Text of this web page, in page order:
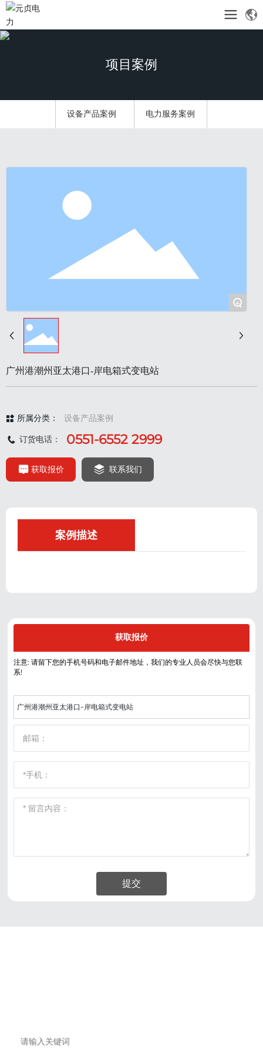
项目案例
设备产品案例 电力服务案例
+
广州港潮州亚太港口-岸电箱式变电站
所属分类：
设备产品案例
订货电话：
0551-6552 2999
获取报价 联系我们
案例描述
获取报价
注意: 请留下您的手机号码和电子邮件地址，我们的专业人员会尽快与您联
系!
广州港潮州亚太港口-岸电箱式变电站
提交